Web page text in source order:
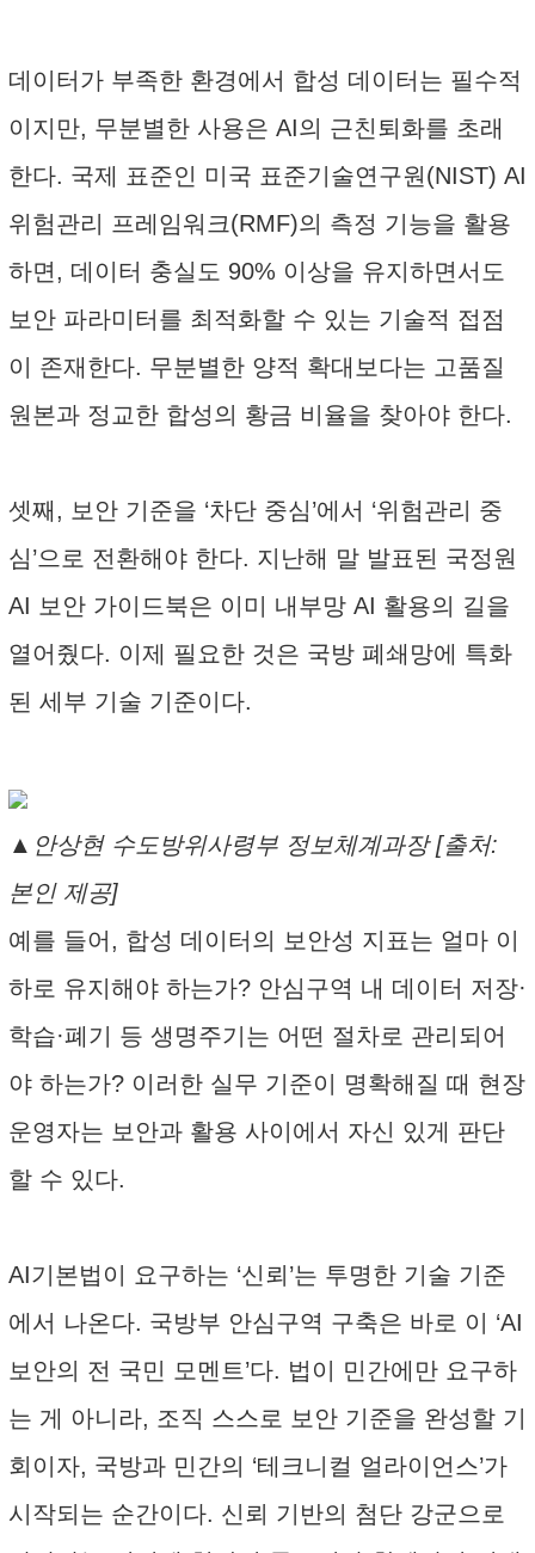
데이터가 부족한 환경에서 합성 데이터는 필수적
이지만, 무분별한 사용은 AI의 근친퇴화를 초래
한다. 국제 표준인 미국 표준기술연구원(NIST) AI
위험관리 프레임워크(RMF)의 측정 기능을 활용
하면, 데이터 충실도 90% 이상을 유지하면서도
보안 파라미터를 최적화할 수 있는 기술적 접점
이 존재한다. 무분별한 양적 확대보다는 고품질
원본과 정교한 합성의 황금 비율을 찾아야 한다.
셋째, 보안 기준을 ‘차단 중심’에서 ‘위험관리 중
심’으로 전환해야 한다. 지난해 말 발표된 국정원
AI 보안 가이드북은 이미 내부망 AI 활용의 길을
열어줬다. 이제 필요한 것은 국방 폐쇄망에 특화
된 세부 기술 기준이다.
▲안상현 수도방위사령부 정보체계과장 [출처:
본인 제공]
예를 들어, 합성 데이터의 보안성 지표는 얼마 이
하로 유지해야 하는가? 안심구역 내 데이터 저장·
학습·폐기 등 생명주기는 어떤 절차로 관리되어
야 하는가? 이러한 실무 기준이 명확해질 때 현장
운영자는 보안과 활용 사이에서 자신 있게 판단
할 수 있다.
AI기본법이 요구하는 ‘신뢰’는 투명한 기술 기준
에서 나온다. 국방부 안심구역 구축은 바로 이 ‘AI
보안의 전 국민 모멘트’다. 법이 민간에만 요구하
는 게 아니라, 조직 스스로 보안 기준을 완성할 기
회이자, 국방과 민간의 ‘테크니컬 얼라이언스’가
시작되는 순간이다. 신뢰 기반의 첨단 강군으로